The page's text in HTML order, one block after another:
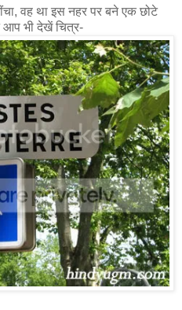
वह था इस नहर पर बने एक छोटे
आप भी देखें चित्र-